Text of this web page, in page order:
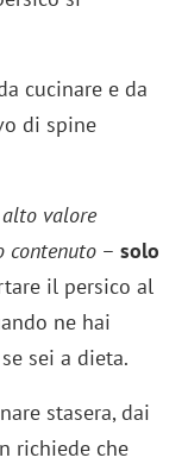
cucinare e da
di spine
valore
contenuto –solo
il persico al
ne hai
sei a dieta.
stasera, dai
richiede che